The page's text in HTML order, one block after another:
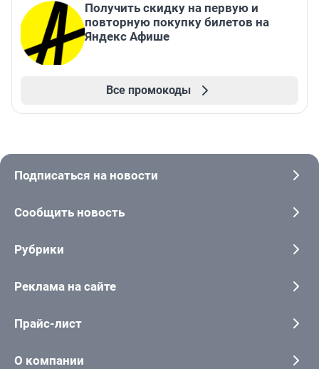
Получить скидку на первую и
повторную покупку билетов на
Яндекс Афише
Все промокоды
Подписаться на новости
Сообщить новость
Рубрики
Реклама на сайте
Прайс-лист
О компании